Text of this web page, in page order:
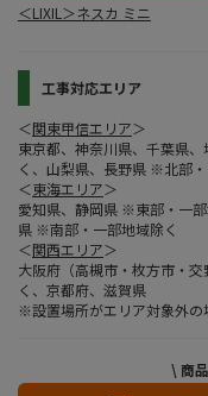
＜LIXIL＞ネスカ ミニ
工事対応エリア
＜関東甲信エリア＞
東京都、神奈川県、千葉県
く、山梨県、長野県 ※北部
＜東海エリア＞
愛知県、静岡県 ※東部・一
県 ※南部・一部地域除く
＜関西エリア＞
大阪府（高槻市・枚方市・
く、京都府、滋賀県
※設置場所がエリア対象外の
\ 商